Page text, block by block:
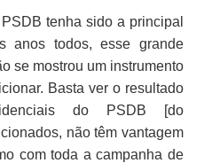
tenha sido a principal
anos todos, esse grande
se mostrou um instrumento
Basta ver o resultado
do PSDB [do
não têm vantagem
com toda a campanha de